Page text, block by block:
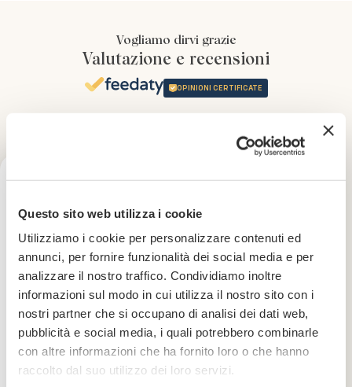
Questo sito web utilizza i cookie
Utilizziamo i cookie per personalizzare contenuti ed
annunci, per fornire funzionalità dei social media e per
analizzare il nostro traffico. Condividiamo inoltre
informazioni sul modo in cui utilizza il nostro sito con i
nostri partner che si occupano di analisi dei dati web,
pubblicità e social media, i quali potrebbero combinarle
con altre informazioni che ha fornito loro o che hanno
raccolto dal suo utilizzo dei loro servizi.
Vogliamo dirvi grazie
Valutazione e recensioni
OPINIONI CERTIFICATE
(0)
(0)
(0)
Allegra R
Ricevi uno sconto del 10% sul
tuo prossimo ordine
Iscriviti subito alla nostra newsletter
La tua email
Iscrivimi